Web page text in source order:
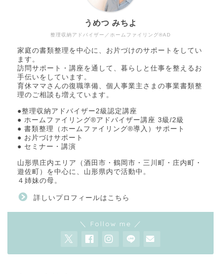
整理収納アドバイザー／ホームファイリング®AD
うめつ みちよ
家庭の書類整理を中心に、お片づけのサポートをしてい
ます。
訪問サポート・講座を通して、暮らしと仕事を整えるお
手伝いをしています。
育休ママさんの復職準備、個人事業主さまの事業書類整
理のご相談も増えています。
●整理収納アドバイザー2級認定講座
● ホームファイリング®アドバイザー講座 3級/2級
● 書類整理（ホームファイリング®導入）サポート
● お片づけサポート
● セミナー・講演
山形県庄内エリア（酒田市・鶴岡市・三川町・庄内町・
遊佐町）を中心に、山形県内で活動中。
４姉妹の母。
詳しいプロフィールはこちら
＼ Follow me ／